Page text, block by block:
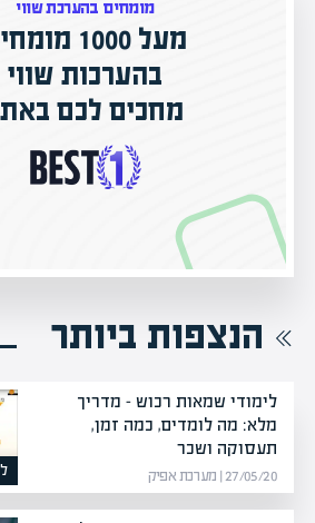
המרצים המובילים
מחכים לכם באפיק
הקריירה החדשה שלך מעבר
הנצפות ביותר
לימודי שמאות רכוש – מדריך
מלא: מה לומדים, כמה זמן,
תעסוקה ושכר
27/05/20 | מערכת אפיק